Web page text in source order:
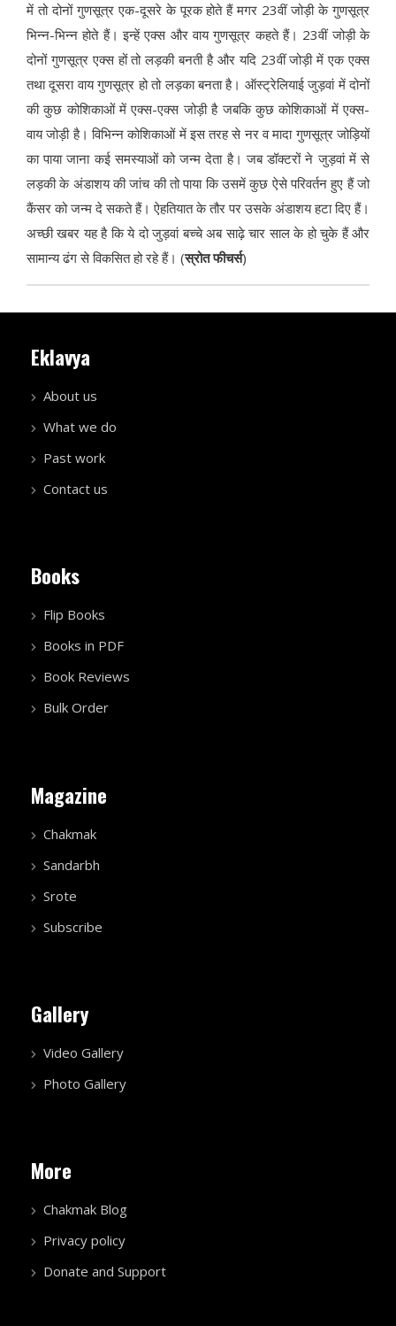
में तो दोनों गुणसूत्र एक-दूसरे के पूरक होते हैं मगर 23वीं जोड़ी के गुणसूत्र
भिन्न-भिन्न होते हैं। इन्हें एक्स और वाय गुणसूत्र कहते हैं। 23वीं जोड़ी के
दोनों गुणसूत्र एक्स हों तो लड़की बनती है और यदि 23वीं जोड़ी में एक एक्स
तथा दूसरा वाय गुणसूत्र हो तो लड़का बनता है। ऑस्ट्रेलियाई जुड़वां में दोनों
की कुछ कोशिकाओं में एक्स-एक्स जोड़ी है जबकि कुछ कोशिकाओं में एक्स-
वाय जोड़ी है। विभिन्न कोशिकाओं में इस तरह से नर व मादा गुणसूत्र जोड़ियों
का पाया जाना कई समस्याओं को जन्म देता है। जब डॉक्टरों ने जुड़वां में से
लड़की के अंडाशय की जांच की तो पाया कि उसमें कुछ ऐसे परिवर्तन हुए हैं जो
कैंसर को जन्म दे सकते हैं। ऐहतियात के तौर पर उसके अंडाशय हटा दिए हैं।
अच्छी खबर यह है कि ये दो जुड़वां बच्चे अब साढ़े चार साल के हो चुके हैं और
सामान्य ढंग से विकसित हो रहे हैं। (स्रोत फीचर्स)
Eklavya
About us
What we do
Past work
Contact us
Books
Flip Books
Books in PDF
Book Reviews
Bulk Order
Magazine
Chakmak
Sandarbh
Srote
Subscribe
Gallery
Video Gallery
Photo Gallery
More
Chakmak Blog
Privacy policy
Donate and Support